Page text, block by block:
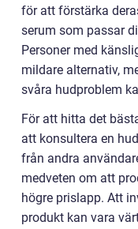
för att förstärka
serum som passar
Personer med
mildare alternativ,
svåra hudproblem
För att hitta det
att konsultera en
från andra
medveten om att
högre prislapp. Att
produkt kan vara